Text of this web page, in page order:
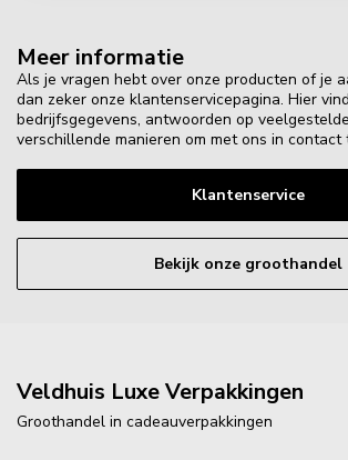
Meer informatie
Als je vragen hebt over onze producten of je
dan zeker onze klantenservicepagina. Hier
bedrijfsgegevens, antwoorden op
verschillende manieren om met ons in contact
Klantenservice
Bekijk onze groothandel
Veldhuis Luxe Verpakkingen
Groothandel in cadeauverpakkingen